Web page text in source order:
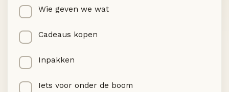
Wie geven we wat
Cadeaus kopen
Inpakken
Iets voor onder de boom